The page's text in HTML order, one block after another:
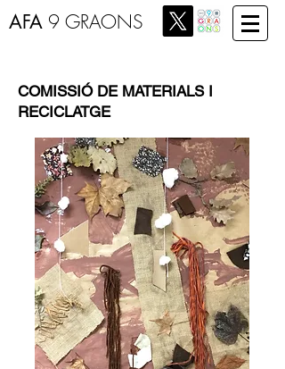
AFA 9 GRAONS
COMISSIÓ DE MATERIALS I
RECICLATGE